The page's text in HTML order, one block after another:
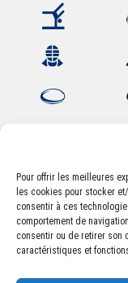
Pour offrir les meilleures
les cookies pour stocker
consentir à ces
comportement de
consentir ou de retirer son
caractéristiques et
84,
CS 80221 -